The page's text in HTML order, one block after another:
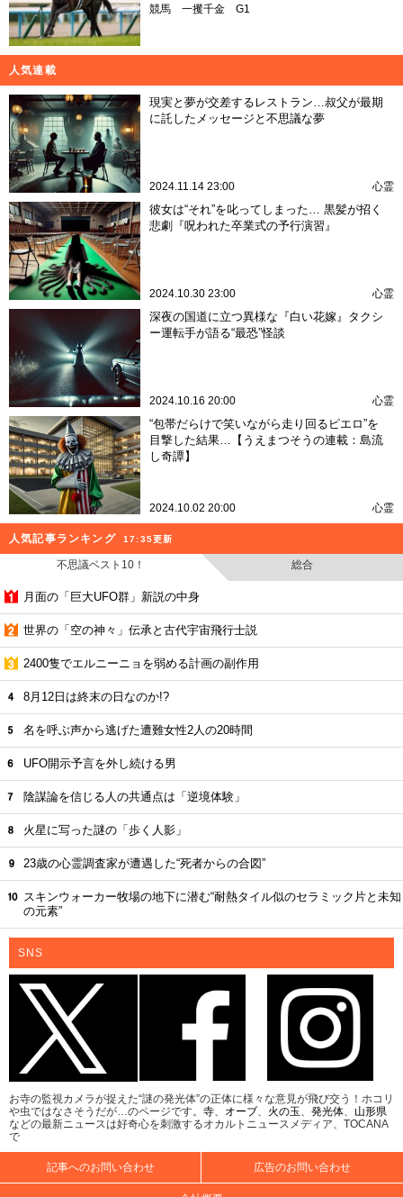
競馬 一攫千金 G1
人気連載
現実と夢が交差するレストラン…叔父が最期
に託したメッセージと不思議な夢
2024.11.14 23:00 心霊
彼女は“それ”を叱ってしまった… 黒髪が招く
悲劇『呪われた卒業式の予行演習』
2024.10.30 23:00 心霊
深夜の国道に立つ異様な『白い花嫁』タクシ
ー運転手が語る“最恐”怪談
2024.10.16 20:00 心霊
“包帯だらけで笑いながら走り回るピエロ”を
目撃した結果…【うえまつそうの連載：島流
し奇譚】
2024.10.02 20:00 心霊
人気記事ランキング 17:35更新
不思議ベスト10！ 総合
月面の「巨大UFO群」新説の中身
世界の「空の神々」伝承と古代宇宙飛行士説
2400隻でエルニーニョを弱める計画の副作用
8月12日は終末の日なのか!?
名を呼ぶ声から逃げた遭難女性2人の20時間
UFO開示予言を外し続ける男
陰謀論を信じる人の共通点は「逆境体験」
火星に写った謎の「歩く人影」
23歳の心霊調査家が遭遇した“死者からの合図”
スキンウォーカー牧場の地下に潜む“耐熱タイル似のセラミック片と未知
の元素”
SNS
お寺の監視カメラが捉えた“謎の発光体”の正体に様々な意見が飛び交う！ホコリ
や虫ではなさそうだが…のページです。 寺、 オーブ、 火の玉、 発光体、 山形県
などの最新ニュースは好奇心を刺激するオカルトニュースメディア、TOCANA
で
記事へのお問い合わせ 広告のお問い合わせ